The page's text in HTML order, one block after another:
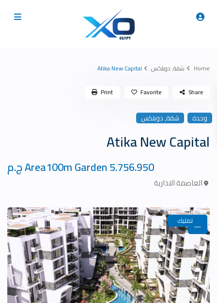
Home شقة,دوبلكس Atika New Capital
وحدة شقة,دوبلكس
Atika New Capital
5.756.950 ج.م
العاصمة الادارية
Share
Favorite
Print
تمليك